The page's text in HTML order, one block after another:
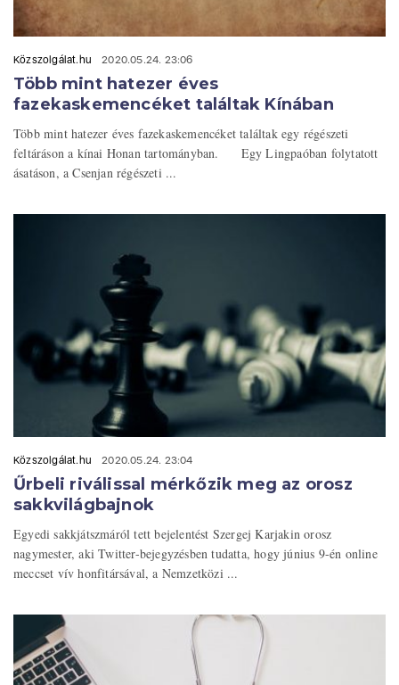
Közszolgálat.hu 2020.05.24. 23:06
Több mint hatezer éves
fazekaskemencéket találtak Kínában
Több mint hatezer éves fazekaskemencéket találtak egy régészeti
feltáráson a kínai Honan tartományban. Egy Lingpaóban folytatott
ásatáson, a Csenjan régészeti ...
Közszolgálat.hu 2020.05.24. 23:04
Űrbeli riválissal mérkőzik meg az orosz
sakkvilágbajnok
Egyedi sakkjátszmáról tett bejelentést Szergej Karjakin orosz
nagymester, aki Twitter-bejegyzésben tudatta, hogy június 9-én online
meccset vív honfitársával, a Nemzetközi ...